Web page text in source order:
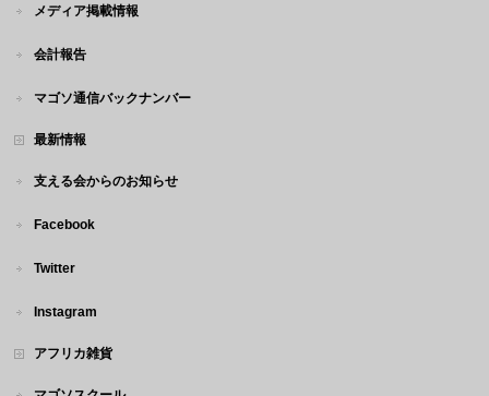
メディア掲載情報
会計報告
マゴソ通信バックナンバー
最新情報
支える会からのお知らせ
Facebook
Twitter
Instagram
アフリカ雑貨